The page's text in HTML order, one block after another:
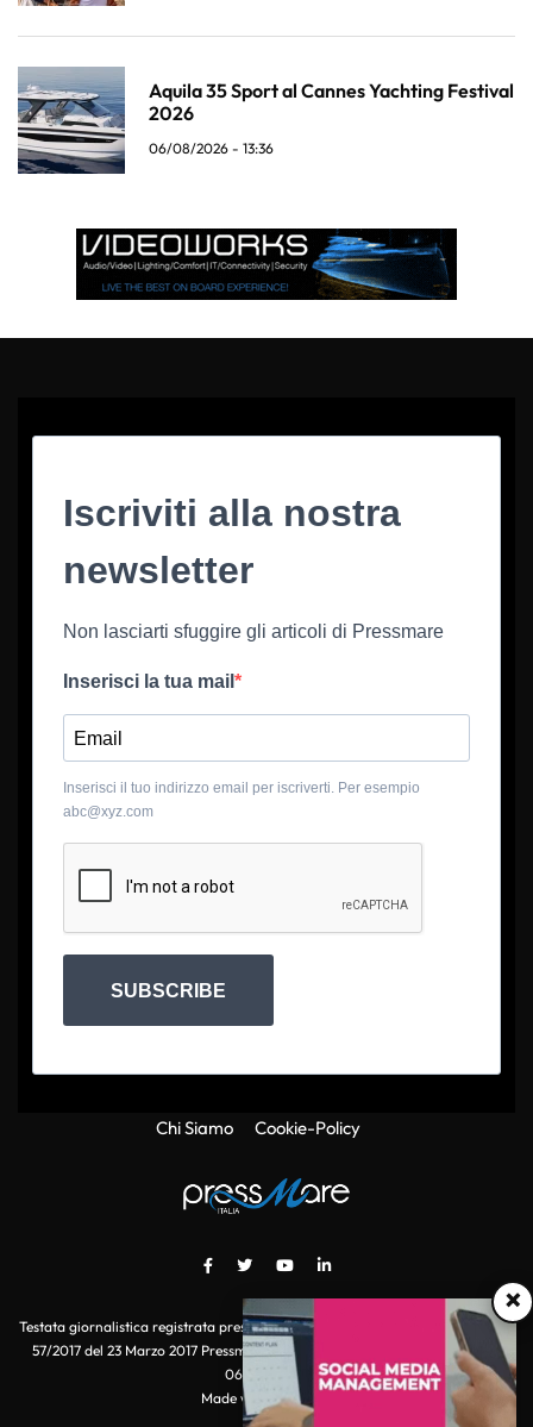
Aquila 35 Sport al Cannes Yachting Festival
2026
06/08/2026 - 13:36
×
Iscriviti alla nostra
newsletter
Non lasciarti sfuggire gli articoli di Pressmare
Inserisci la tua mail
Inserisci il tuo indirizzo email per iscriverti. Per esempio
abc@xyz.com
SUBSCRIBE
Chi Siamo Cookie-Policy
Testata giornalistica registrata presso il Tribunale di Roma con autorizzazione
57/2017 del 23 Marzo 2017 Pressmare.it è un marchio di S.P.E.N. Srl - P.IVA
06511641000
Made with
by POI